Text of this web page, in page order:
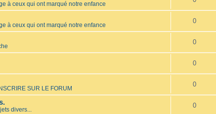
à ceux qui ont marqué notre enfance
à ceux qui ont marqué notre enfance
0
0
0
SUR LE FORUM
0
divers...
0